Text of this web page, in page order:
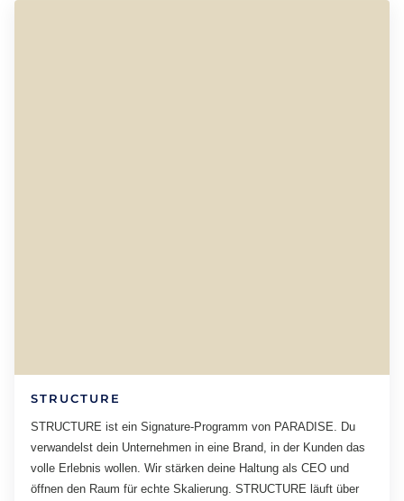
STRUCTURE
STRUCTURE ist ein Signature-Programm von PARADISE. Du
verwandelst dein Unternehmen in eine Brand, in der Kunden das
volle Erlebnis wollen. Wir stärken deine Haltung als CEO und
öffnen den Raum für echte Skalierung. STRUCTURE läuft über